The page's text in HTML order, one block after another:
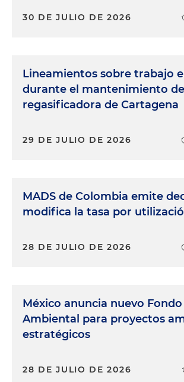
30 DE JULIO DE 2026
Lineamientos sobre trabajo
durante el mantenimiento
regasificadora de Cartagena
29 DE JULIO DE 2026
MADS de Colombia emite
modifica la tasa por
28 DE JULIO DE 2026
México anuncia nuevo Fondo
Ambiental para proyectos
estratégicos
28 DE JULIO DE 2026